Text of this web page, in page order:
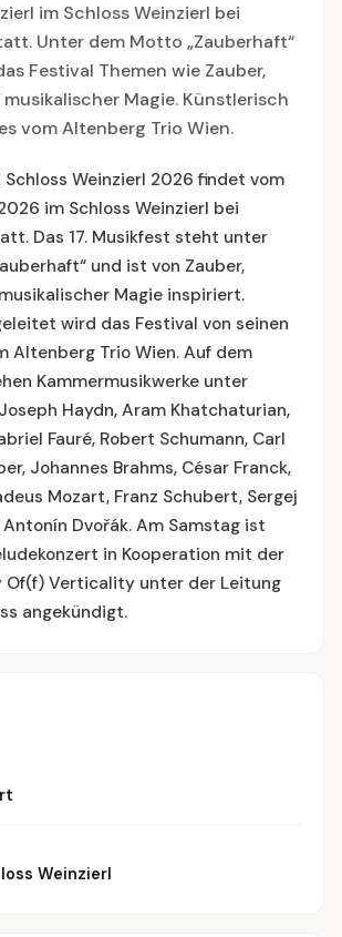
im Schloss Weinzierl bei
Unter dem Motto „Zauberhaft“
Festival Themen wie Zauber,
Magie. Künstlerisch
vom Altenberg Trio Wien.
Schloss Weinzierl 2026 findet vom
im Schloss Weinzierl bei
Das 17. Musikfest steht unter
und ist von Zauber,
Magie inspiriert.
wird das Festival von seinen
Altenberg Trio Wien. Auf dem
Kammermusikwerke unter
Haydn, Aram Khatchaturian,
Fauré, Robert Schumann, Carl
Johannes Brahms, César Franck,
Mozart, Franz Schubert, Sergej
Antonín Dvořák. Am Samstag ist
in Kooperation mit der
Of(f) Verticality unter der Leitung
angekündigt.
Weinzierl